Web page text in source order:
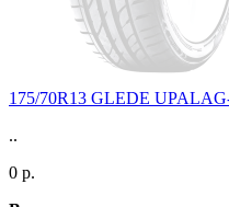
175/70R13 GLEDE
..
0 р.